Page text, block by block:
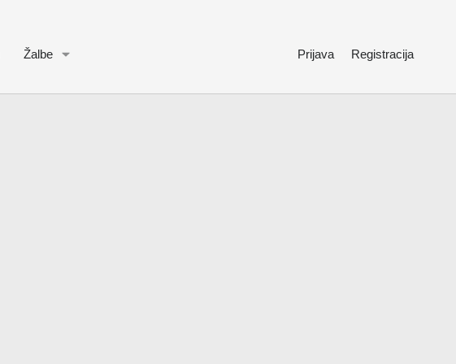
Žalbe Prijava Registracija